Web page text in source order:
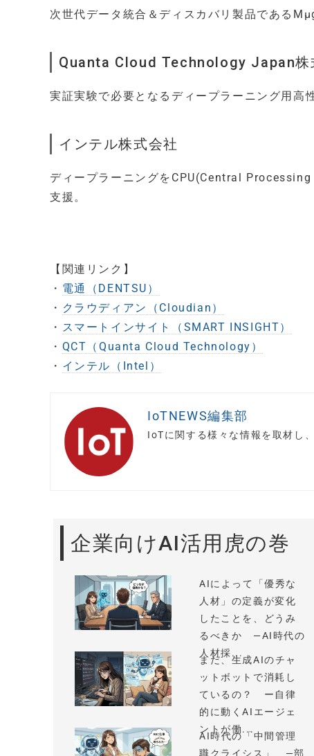
次世代データ統合＆ディスカバリ製品である
Quanta Cloud Technology Japan株
実証実験で必要となるディープラーニング用高
インテル株式会社
ディープラーニングをCPU(Central
支援。
【関連リンク】
・ 電通（DENTSU）
・ クラウディアン（Cloudian）
・ スマートインサイト（SMART INSIGHT）
・ QCT（Quanta Cloud Technology）
・ インテル（Intel）
IoTNEWS編集部
IoTに関する様々な情報を取材し
企業向けAI活用虎の巻
AIによって「優秀な
人材」の定義が変化
したことを、どうみ
るべきか —AI時代の
人材採...
まだ、生成AIのチャ
ットボットで消耗し
ているの？ ー自律
的に動くAIエージェ
ントが働...
AI時代の「中間管理
職クライシス」 —部